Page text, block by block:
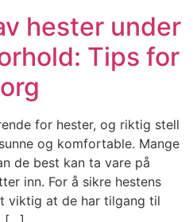
hester under
Tips for
for hester, og riktig stell
og komfortable. Mange
de best kan ta vare på
inn. For å sikre hestens
at de har tilgang til